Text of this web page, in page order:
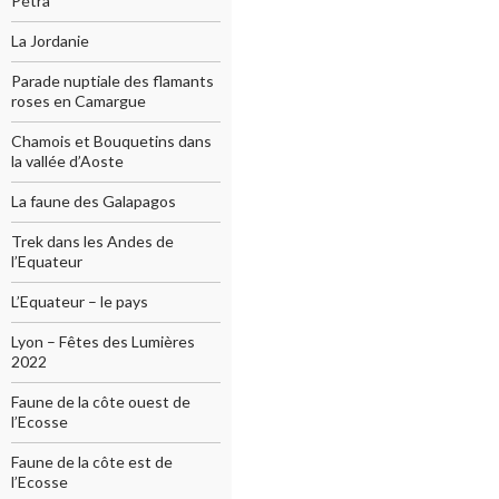
La Jordanie
Parade nuptiale des flamants
roses en Camargue
Chamois et Bouquetins dans
la vallée d’Aoste
La faune des Galapagos
Trek dans les Andes de
l’Equateur
L’Equateur – le pays
Lyon – Fêtes des Lumières
2022
Faune de la côte ouest de
l’Ecosse
Faune de la côte est de
l’Ecosse